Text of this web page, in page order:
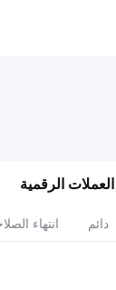
العملات الرقمية
دائم انتهاء